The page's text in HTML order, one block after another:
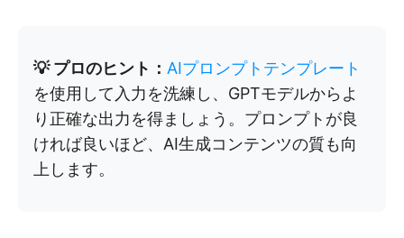
💡 プロのヒント： AIプロンプトテンプレート
を使用して入力を洗練し、GPTモデルからよ
り正確な出力を得ましょう。プロンプトが良
ければ良いほど、AI生成コンテンツの質も向
上します。